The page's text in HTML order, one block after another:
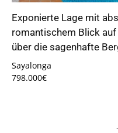
Exponierte Lage mit
romantischem Blick
über die sagenhafte
Sayalonga
798.000€